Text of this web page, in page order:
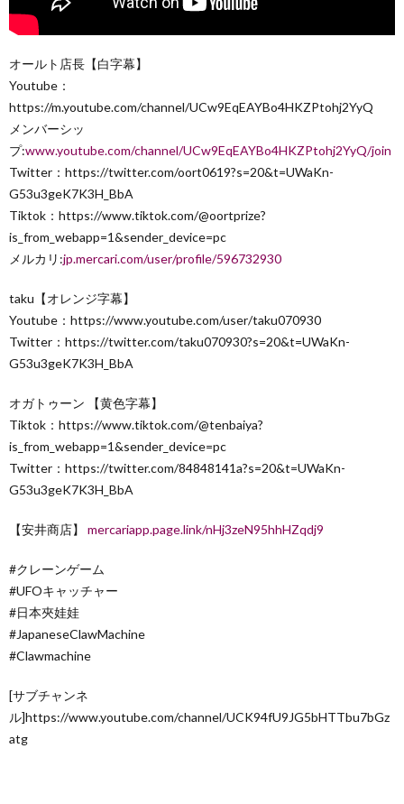
オールト店長【白字幕】
Youtube：
https://m.youtube.com/channel/UCw9EqEAYBo4HKZPtohj2YyQ
メンバーシッ
プ:www.youtube.com/channel/UCw9EqEAYBo4HKZPtohj2YyQ/join
Twitter：https://twitter.com/oort0619?s=20&t=UWaKn-
G53u3geK7K3H_BbA
Tiktok：https://www.tiktok.com/@oortprize?
is_from_webapp=1&sender_device=pc
メルカリ:jp.mercari.com/user/profile/596732930
taku【オレンジ字幕】
Youtube：https://www.youtube.com/user/taku070930
Twitter：https://twitter.com/taku070930?s=20&t=UWaKn-
G53u3geK7K3H_BbA
オガトゥーン 【黄色字幕】
Tiktok：https://www.tiktok.com/@tenbaiya?
is_from_webapp=1&sender_device=pc
Twitter：https://twitter.com/84848141a?s=20&t=UWaKn-
G53u3geK7K3H_BbA
【安井商店】 mercariapp.page.link/nHj3zeN95hhHZqdj9
#クレーンゲーム
#UFOキャッチャー
#日本夾娃娃​
#JapaneseClawMachine​
#Clawmachine​
[サブチャンネ
ル]https://www.youtube.com/channel/UCK94fU9JG5bHTTbu7bGz
atg